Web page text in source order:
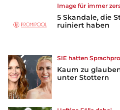
Image für immer
5 Skandale, die
ruiniert haben
SIE hatten
Kaum zu
unter Stottern